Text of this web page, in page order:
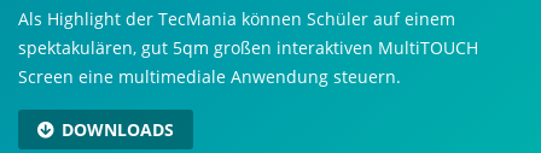
Als Highlight der TecMania können Schüler auf einem
spektakulären, gut 5qm großen interaktiven MultiTOUCH
Screen eine multimediale Anwendung steuern.
DOWNLOADS